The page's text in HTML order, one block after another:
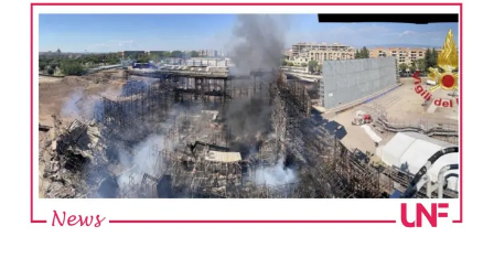
News Cinema
News Musica
News Spettacolo
News dal mondo
Benessere Cucina e Ricette